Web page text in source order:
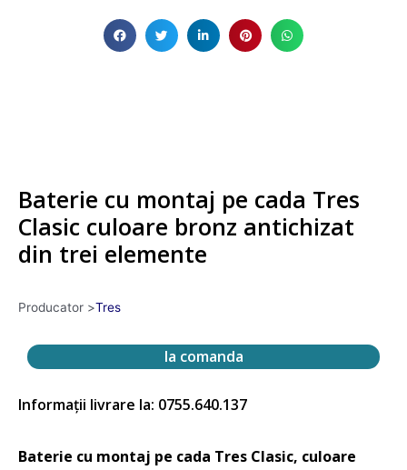
Baterie cu montaj pe cada Tres
Clasic culoare bronz antichizat
din trei elemente
Producator >Tres
la comanda
Informații livrare la: 0755.640.137
Baterie cu montaj pe cada Tres Clasic, culoare